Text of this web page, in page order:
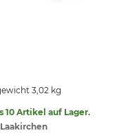
3,02 kg
10 Artikel auf Lager.